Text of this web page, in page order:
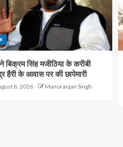
बिक्रम सिंह मजीठिया के करीबी
हैरी के आवास पर की छापेमारी
6, 2026 Manoranjan Singh